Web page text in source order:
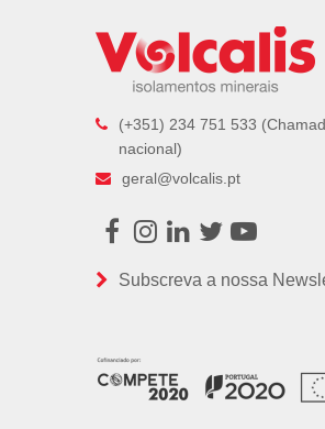
(+351) 234 751 533
nacional)
geral@volcalis.pt
Facebook
Instagram
LinkedIn
TwitterYoutube
Subscreva a nossa